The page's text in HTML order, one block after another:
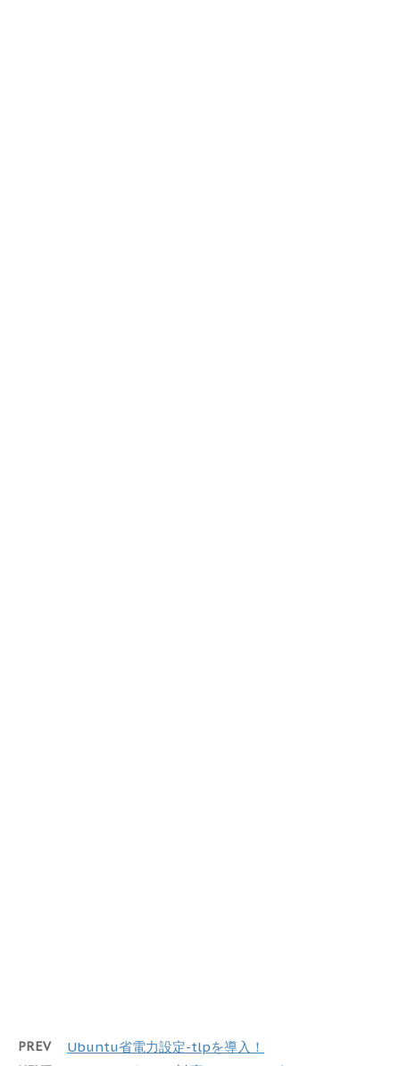
PREV Ubuntu省電力設定-tlpを導入！